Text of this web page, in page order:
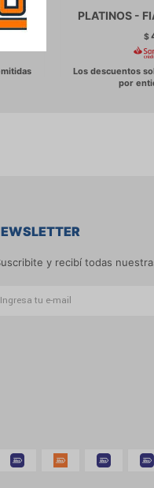
- PLATINOS -
$
y recibí todas